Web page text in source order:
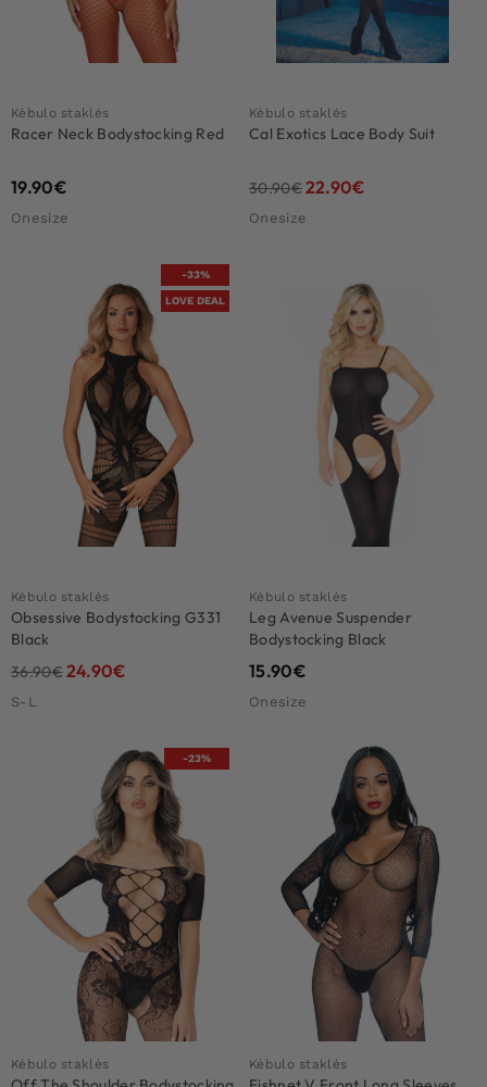
Kėbulo staklės
Racer Neck Bodystocking Red
19.90€
Onesize
Kėbulo staklės
Cal Exotics Lace Body Suit
30.90€22.90€
Onesize
-33%
LOVE DEAL
Kėbulo staklės
Obsessive Bodystocking G331
Black
36.90€24.90€
S-L
Kėbulo staklės
Leg Avenue Suspender
Bodystocking Black
15.90€
Onesize
-23%
Kėbulo staklės Kėbulo staklės